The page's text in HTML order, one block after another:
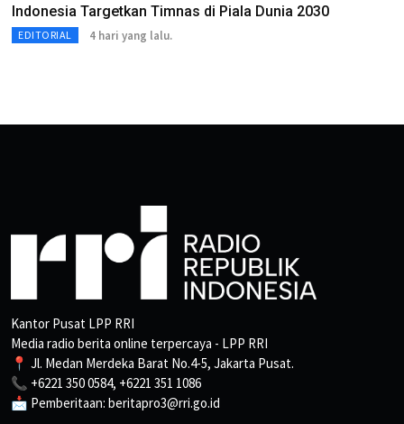
Indonesia Targetkan Timnas di Piala Dunia 2030
EDITORIAL 4 hari yang lalu.
Kantor Pusat LPP RRI
Media radio berita online terpercaya - LPP RRI
📍 Jl. Medan Merdeka Barat No.4-5, Jakarta Pusat.
📞 +6221 350 0584, +6221 351 1086
📩 Pemberitaan: beritapro3@rri.go.id